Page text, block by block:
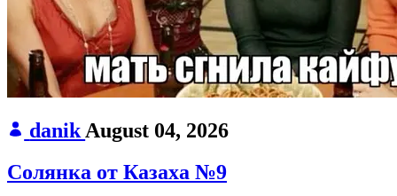
danikAugust 04, 2026
Солянка от Казаха №9